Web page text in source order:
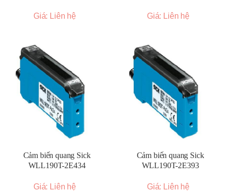
Giá: Liên hệ Giá: Liên hệ
Cảm biến quang Sick
WLL190T-2E434
Giá: Liên hệ
Cảm biến quang Sick
WLL190T-2E393
Giá: Liên hệ